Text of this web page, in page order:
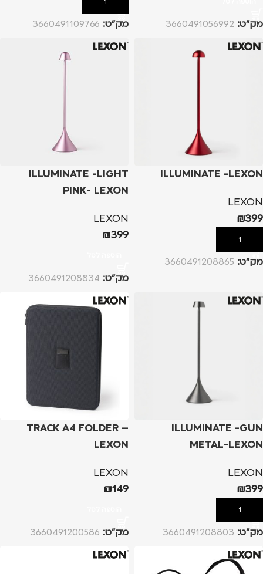
מק”ט: 3660491056992 מק”ט: 3660491109766
ILLUMINATE -LEXON
LEXON
₪399
הוספה לסל
מק”ט: 3660491208865
ILLUMINATE -LIGHT
PINK- LEXON
LEXON
₪399
מק”ט: 3660491208834
ILLUMINATE -GUN
METAL-LEXON
LEXON
₪399
הוספה לסל
מק”ט: 3660491208803
TRACK A4 FOLDER –
LEXON
LEXON
₪149
מק”ט: 3660491200586